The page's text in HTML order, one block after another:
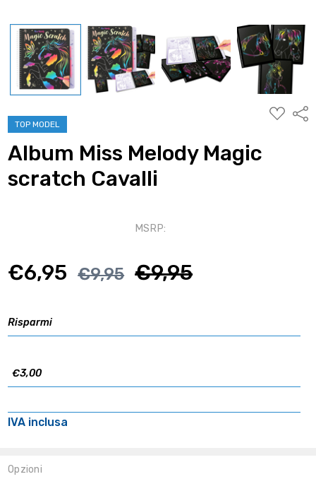
TOP MODEL
ALLA
Album Miss Melody Magic
scratch Cavalli
€6,95 €9,95
MSRP:
€9,95
Risparmi
€3,00
IVA inclusa
Opzioni